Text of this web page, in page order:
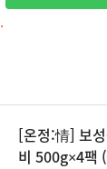
[온정:情] 보
비 500g×4팩